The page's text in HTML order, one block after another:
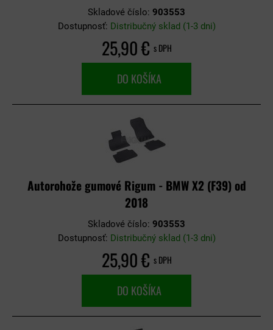
Skladové číslo: 903553
Dostupnosť: Distribučný sklad (1-3 dni)
25,90 € s DPH
DO KOŠÍKA
Autorohože gumové Rigum - BMW X2 (F39) od
2018
Skladové číslo: 903553
Dostupnosť: Distribučný sklad (1-3 dni)
25,90 € s DPH
DO KOŠÍKA